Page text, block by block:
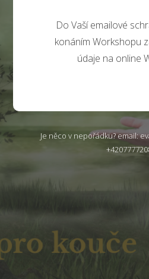
Do Vaší emailové
konáním Workshopu
údaje na online
Je něco v nepořádku? email: